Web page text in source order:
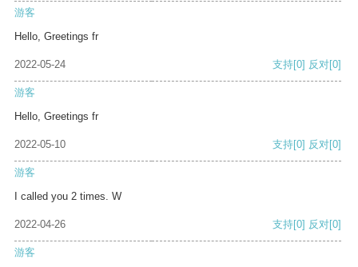
游客
Hello, Greetings fr
2022-05-24 支持[0] 反对[0]
游客
Hello, Greetings fr
2022-05-10 支持[0] 反对[0]
游客
I called you 2 times. W
2022-04-26 支持[0] 反对[0]
游客